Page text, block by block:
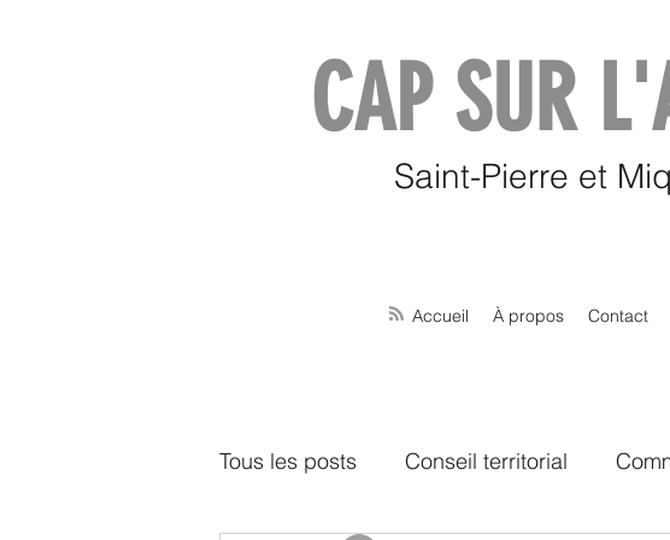
Saint-Pierre et
CAP SUR
Accueil À propos Contact
Tous les posts Conseil territorial